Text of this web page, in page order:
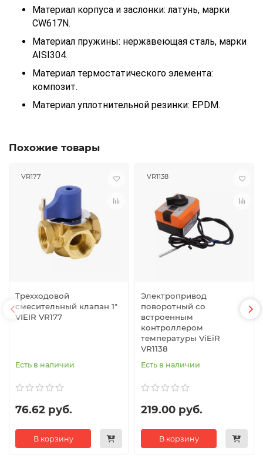
Материал корпуса и заслонки: латунь, марки
CW617N.
Материал пружины: нержавеющая сталь, марки
AISI304.
Материал термостатического элемента:
композит.
Материал уплотнительной резинки: EPDM.
Похожие товары
VR177
Трехходовой
смесительный клапан 1"
VIEIR VR177
Есть в наличии
76.62 руб.
В корзину
VR1138
Электропривод
поворотный со
встроенным
контроллером
температуры ViEiR
VR1138
Есть в наличии
219.00 руб.
В корзину